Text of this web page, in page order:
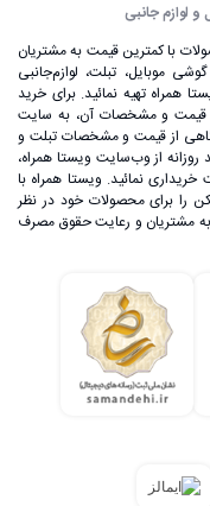
و لوازم جانبی
با کمترین قیمت به مشتریان
موبایل، تبلت، لوازم‌جانبی
همراه تهیه نمائید. برای خرید
از قیمت و مشخصات آن، به ‌سایت
آگاهی از قیمت و مشخصات تبلت و
روزانه از وب‌سایت ویستا همراه،
نمائید. ویستا همراه با
را برای محصولات خود در نظر
به مشتریان و رعایت حقوق مصرف